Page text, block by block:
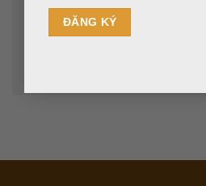
Lưu tên của tôi, email, và
duyệt này cho lần bình luận kế